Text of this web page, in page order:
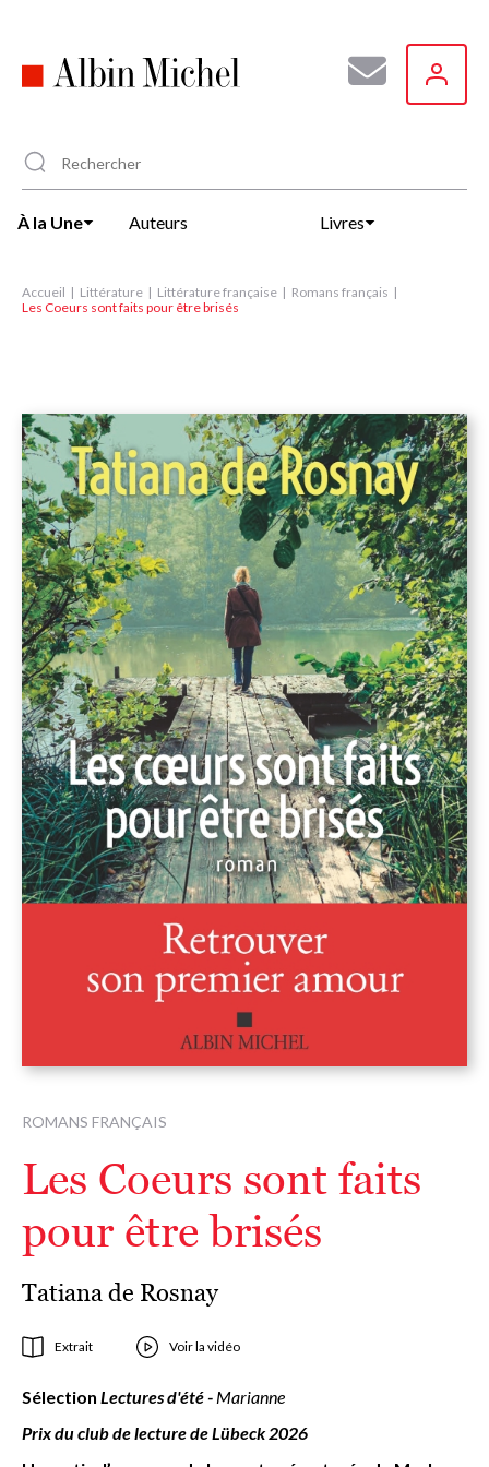
principal
À la Une Auteurs Livres
Accueil Littérature Littérature française
Romans français
Les Coeurs sont faits pour être brisés
ROMANS FRANÇAIS
Les Coeurs sont faits
pour être brisés
Tatiana de Rosnay
Extrait Voir la vidéo
Sélection Lectures d'été - Marianne
Prix du club de lecture de Lübeck 2026